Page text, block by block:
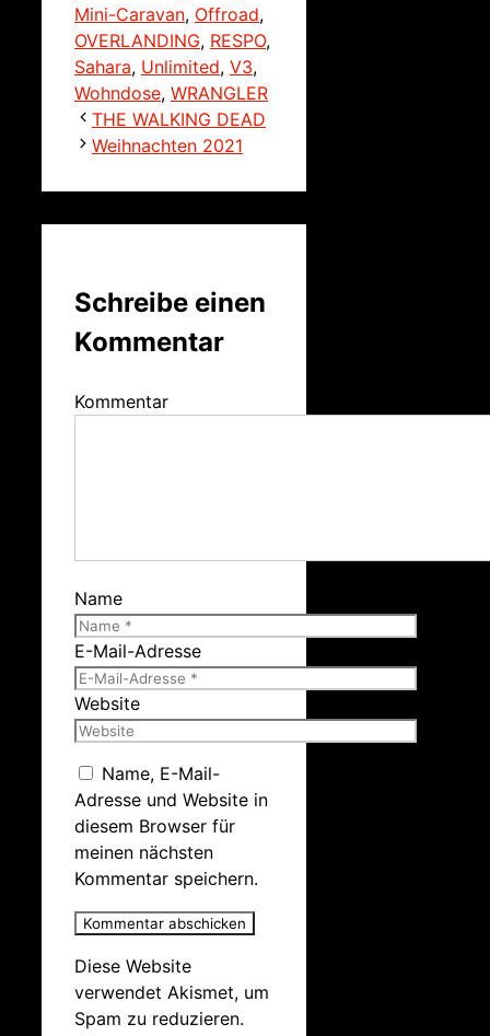
Mini-Caravan, Offroad,
OVERLANDING, RESPO,
Sahara, Unlimited, V3,
Wohndose, WRANGLER
THE WALKING DEAD
Weihnachten 2021
Schreibe einen
Kommentar
Kommentar
Name
E-Mail-Adresse
Website
Name, E-Mail-
Adresse und Website in
diesem Browser für
meinen nächsten
Kommentar speichern.
Diese Website
verwendet Akismet, um
Spam zu reduzieren.